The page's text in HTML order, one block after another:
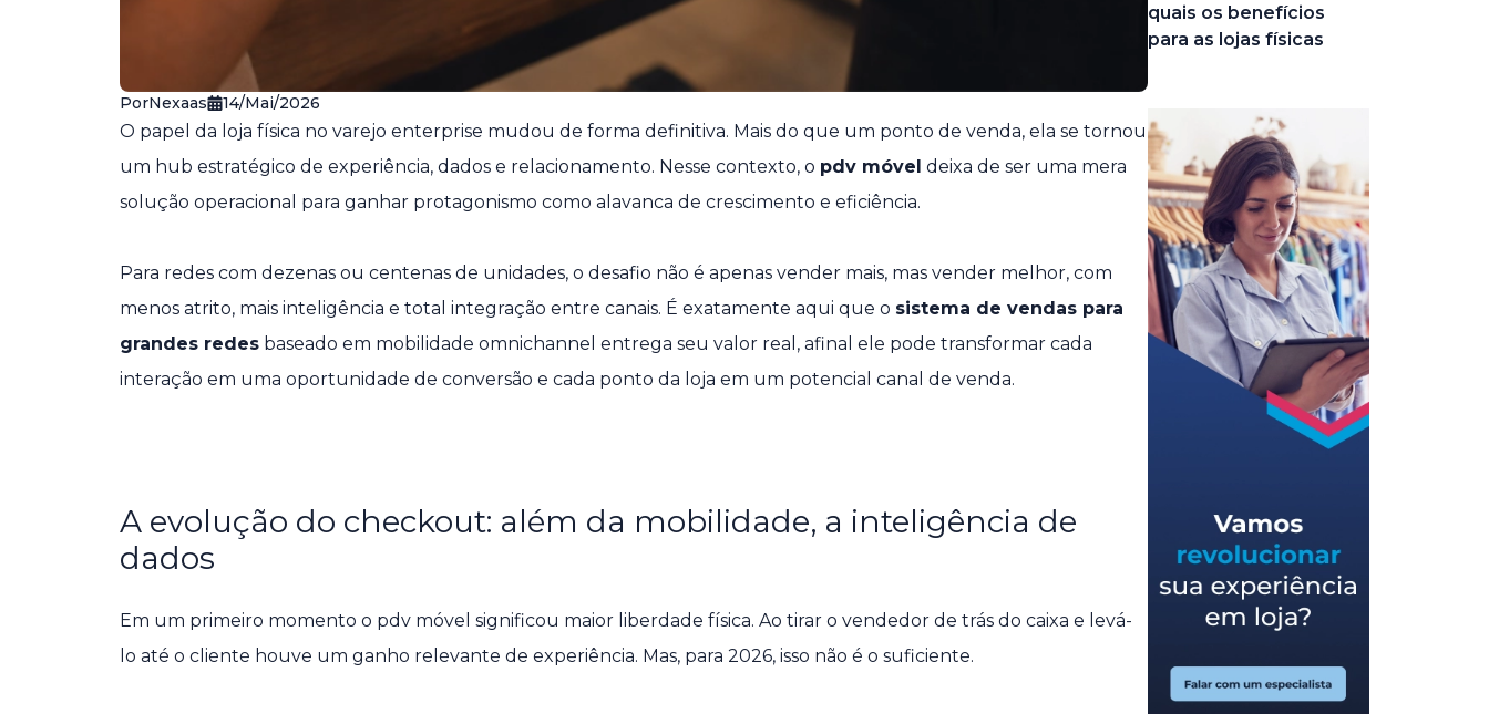
PorNexaas 14/Mai/2026
O papel da loja física no varejo enterprise mudou de forma definitiva. Mais do que um ponto de venda, ela se tornou
um hub estratégico de experiência, dados e relacionamento. Nesse contexto, o pdv móvel deixa de ser uma mera
solução operacional para ganhar protagonismo como alavanca de crescimento e eficiência.
Para redes com dezenas ou centenas de unidades, o desafio não é apenas vender mais, mas vender melhor, com
menos atrito, mais inteligência e total integração entre canais. É exatamente aqui que o sistema de vendas para
grandes redes baseado em mobilidade omnichannel entrega seu valor real, afinal ele pode transformar cada
interação em uma oportunidade de conversão e cada ponto da loja em um potencial canal de venda.
A evolução do checkout: além da mobilidade, a inteligência de
dados
Em um primeiro momento o pdv móvel significou maior liberdade física. Ao tirar o vendedor de trás do caixa e levá-
lo até o cliente houve um ganho relevante de experiência. Mas, para 2026, isso não é o suficiente.
quais os benefícios
para as lojas físicas